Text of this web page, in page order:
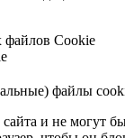
файлов Cookie
файлы
и не могут